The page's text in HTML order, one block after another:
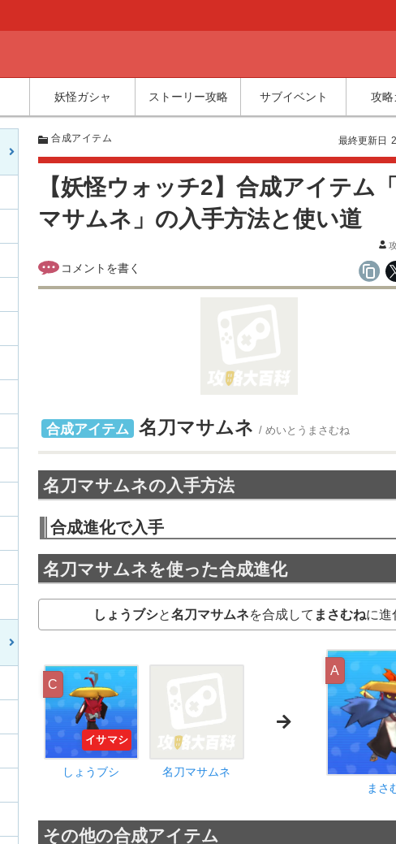
妖怪ガシャ ストーリー攻略 サブイベント 攻略
合成アイテム 最終更新日
【妖怪ウォッチ2】合成アイテム
マサムネ」の入手方法と使い道
合成アイテム 名刀マサムネ / めいとうまさむね
名刀マサムネの入手方法
合成進化で入手
名刀マサムネを使った合成進化
しょうブシと名刀マサムネを合成して まさむねに進
C
イサマシ
しょうブシ 名刀マサムネ
A
まさ
その他の合成アイテム